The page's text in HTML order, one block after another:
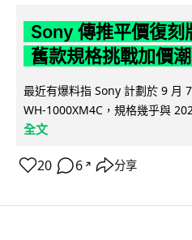
Sony 傳推平價復
舊款規格挑戰加價潮
最近有爆料指 Sony 計劃於 9 月
WH-1000XM4C，規格幾乎與
全文
20 6 ↗ 分享